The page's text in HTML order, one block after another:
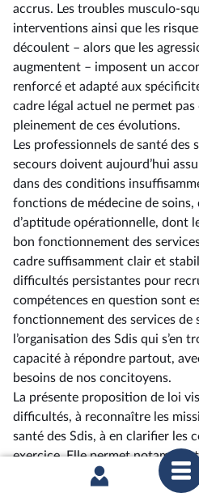
accrus. Les troubles musculo-
interventions ainsi que les
découlent –⁠ alors que les
augmentent – imposent un
renforcé et adapté aux
cadre légal actuel ne permet
pleinement de ces évolutions.
Les professionnels de santé des
secours doivent aujourd’hui
dans des conditions
fonctions de médecine de
d’aptitude opérationnelle, dont
bon fonctionnement des
cadre suffisamment clair et
difficultés persistantes pour
compétences en question sont
fonctionnement des services de
l’organisation des Sdis qui s’en
capacité à répondre partout,
besoins de nos concitoyens.
La présente proposition de loi
difficultés, à reconnaître les
santé des Sdis, à en clarifier les
exercice. Elle permet
du cumul de leurs différentes